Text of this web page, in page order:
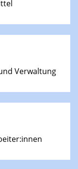
Verwaltung